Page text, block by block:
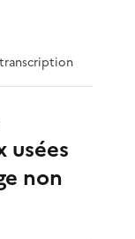
usées
non